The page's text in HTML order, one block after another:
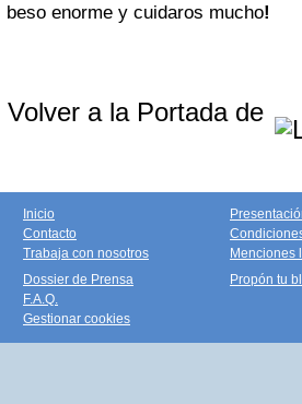
beso enorme y cuidaros mucho!
Volver a la Portada de
Inicio
Contacto
Trabaja con nosotros
Menciones
Dossier de Prensa
F.A.Q.
Gestionar cookies
Propón tu